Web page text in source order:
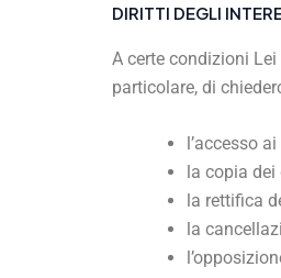
DIRITTI DEGLI
A certe condizioni Lei
particolare, di
l’accesso
la copia
la rettifica
la